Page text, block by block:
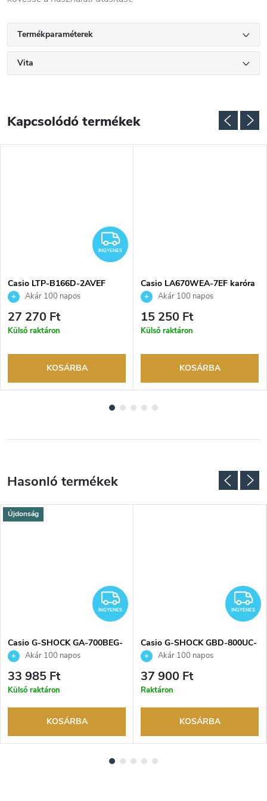
Termékparaméterek
Vita
Kapcsolódó termékek
INGYENES
INGYENES
Casio LTP-B166D-2AVEF
karóraAkár 100 napos
visszaküldési lehetőség. Hivatalos
márkakereskedő.
27 270 Ft
Külső raktáron
KOSÁRBA
Casio LA670WEA-7EF karóra
Akár 100 napos
visszaküldési lehetőség. Hivatalos
márkakereskedő.
15 250 Ft
Külső raktáron
KOSÁRBA
Újdonság
INGYENES
INGYENES
Casio G-SHOCK GA-700BEG-
1AER karóra
Akár 100 napos
visszaküldési lehetőség. Hivatalos
márkakereskedő.
33 985 Ft
Külső raktáron
KOSÁRBA
INGYENES
Casio G-SHOCK GBD-800UC-
8ER karóra
Akár 100 napos
visszaküldési lehetőség. Hivatalos
márkakereskedő.
37 900 Ft
Raktáron
KOSÁRBA